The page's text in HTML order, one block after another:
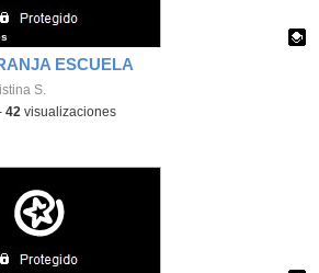
ESCUELA
S.
42 visualizaciones